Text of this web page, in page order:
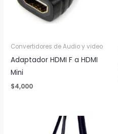
Convertidores de Audio y video
Adaptador HDMI F a HDMI
Mini
$4,000